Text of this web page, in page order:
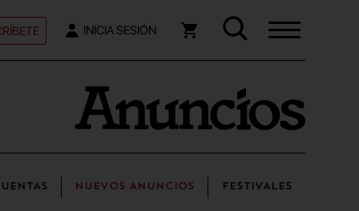
INICIA SESIÓN
NUEVOS ANUNCIOS FESTIVALES